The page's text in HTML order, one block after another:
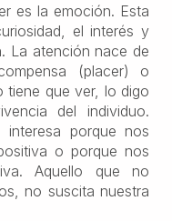
es la emoción. Esta
el interés y
La atención nace de
(placer) o
tiene que ver, lo digo
del individuo.
porque nos
o porque nos
Aquello que no
no suscita nuestra